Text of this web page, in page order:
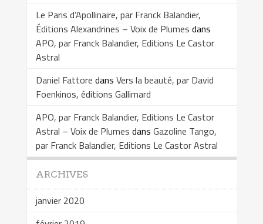
Le Paris d’Apollinaire, par Franck Balandier,
Éditions Alexandrines – Voix de Plumes dans
APO, par Franck Balandier, Editions Le Castor
Astral
Daniel Fattore dans Vers la beauté, par David
Foenkinos, éditions Gallimard
APO, par Franck Balandier, Editions Le Castor
Astral – Voix de Plumes dans Gazoline Tango,
par Franck Balandier, Editions Le Castor Astral
ARCHIVES
janvier 2020